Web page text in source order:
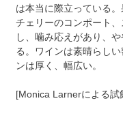
は本当に際立っている
チェリーのコンポート
し、噛み応えがあり、
る。ワインは素晴らし
ンは厚く、幅広い。
[Monica Larnerによる